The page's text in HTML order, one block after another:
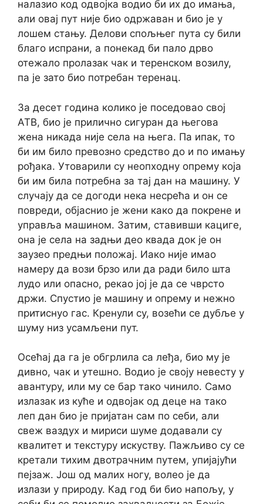
налазио код одвојка водио би их до имања,
али овај пут није био одржаван и био је у
лошем стању. Делови спољњег пута су били
благо испрани, а понекад би пало дрво
отежало пролазак чак и теренском возилу,
па је зато био потребан теренац.
За десет година колико је поседовао свој
АТВ, био је прилично сигуран да његова
жена никада није села на њега. Па ипак, то
би им било превозно средство до и по имању
рођака. Утоварили су неопходну опрему која
би им била потребна за тај дан на машину. У
случају да се догоди нека несрећа и он се
повреди, објаснио је жени како да покрене и
управља машином. Затим, ставивши кациге,
она је села на задњи део квада док је он
заузео предњи положај. Иако није имао
намеру да вози брзо или да ради било шта
лудо или опасно, рекао јој је да се чврсто
држи. Спустио је машину и опрему и нежно
притиснуо гас. Кренули су, возећи се дубље у
шуму низ усамљени пут.
Осећај да га је обгрлила са леђа, био му је
дивно, чак и утешно. Водио је своју невесту у
авантуру, или му се бар тако чинило. Само
излазак из куће и одвојак од деце на тако
леп дан био је пријатан сам по себи, али
свеж ваздух и мириси шуме додавали су
квалитет и текстуру искуству. Пажљиво су се
кретали тихим двотрачним путем, упијајући
пејзаж. Још од малих ногу, волео је да
излази у природу. Кад год би био напољу, у